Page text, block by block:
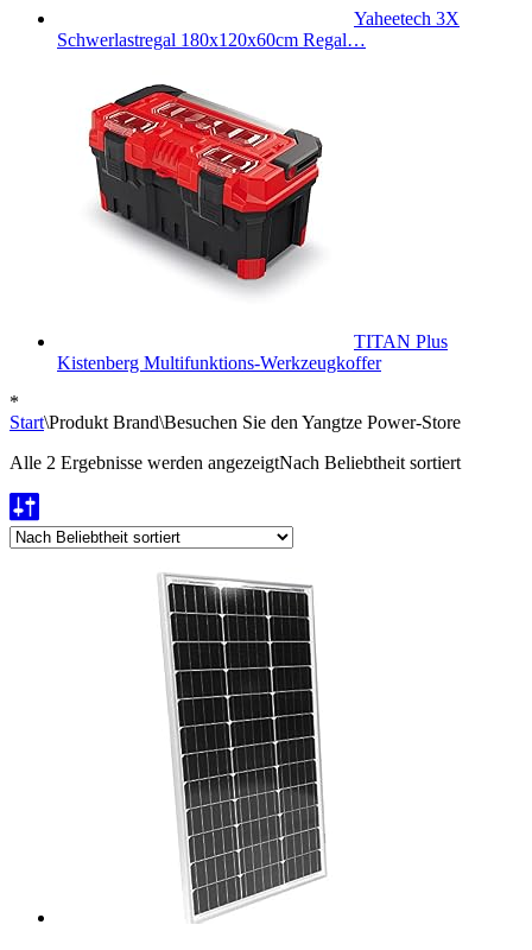
Yaheetech 3X
Schwerlastregal 180x120x60cm Regal…
TITAN Plus
Kistenberg Multifunktions-Werkzeugkoffer
*
Start\Produkt Brand\Besuchen Sie den Yangtze Power-Store
Alle 2 Ergebnisse werden angezeigtNach Beliebtheit sortiert